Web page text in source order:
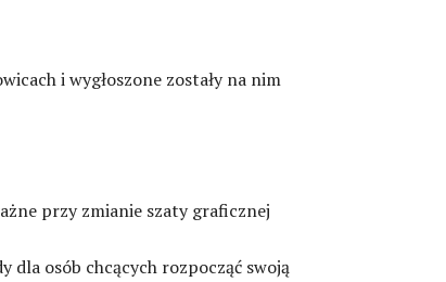
i wygłoszone zostały na nim
przy zmianie szaty graficznej
dla osób chcących rozpocząć swoją